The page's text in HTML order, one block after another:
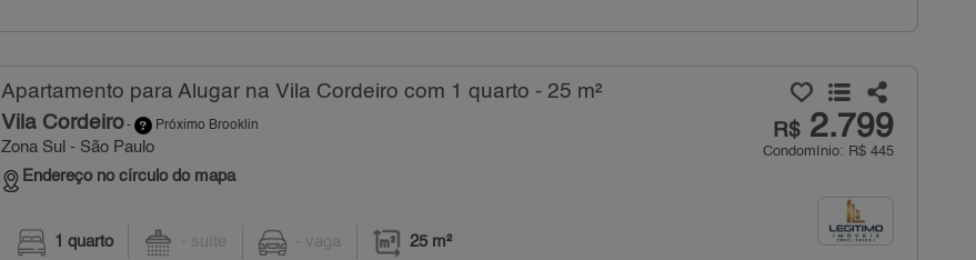
Apartamento para Alugar na Vila Cordeiro com 1 quarto - 25 m²
Vila Cordeiro- Próximo Brooklin
Zona Sul - São Paulo
Endereço no círculo do mapa
R$2.799
Condomínio: R$ 445
1 quarto - suíte - vaga 25 m²